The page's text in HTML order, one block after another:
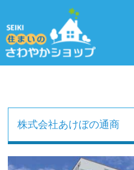
株式会社あけぼの通商